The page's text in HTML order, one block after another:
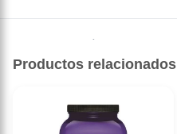
Sin descripción disponible.
Productos relacionados